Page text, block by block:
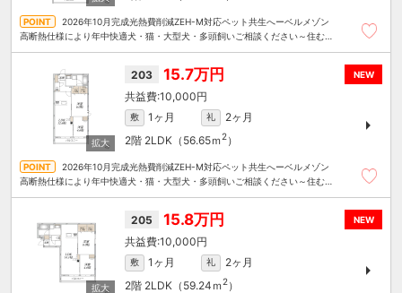
2026年10月完成光熱費削減ZEH-M対応ペット共生へーベルメゾン
高断熱仕様により年中快適犬・猫・大型犬・多頭飼いご相談ください～住むこ
NEW
203 15.7万円
10,000円
敷 1ヶ月 礼
2ヶ月
2階 2LDK（56.65ｍ 2）
2026年10月完成光熱費削減ZEH-M対応ペット共生へーベルメゾン
高断熱仕様により年中快適犬・猫・大型犬・多頭飼いご相談ください～住むこ
NEW
205 15.8万円
10,000円
敷 1ヶ月 礼
2ヶ月
2階 2LDK（59.24ｍ 2）